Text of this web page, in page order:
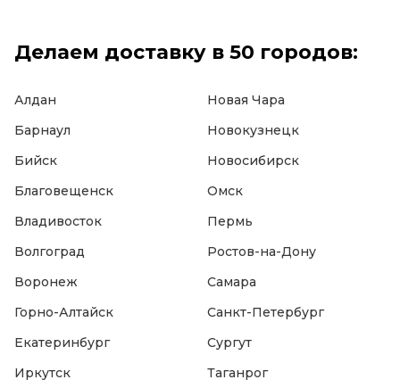
Делаем доставку в 50 городов:
Алдан
Барнаул
Бийск
Благовещенск
Владивосток
Волгоград
Воронеж
Горно-Алтайск
Екатеринбург
Иркутск
Новая Чара
Новокузнецк
Новосибирск
Омск
Пермь
Ростов-на-Дону
Самара
Санкт-Петербург
Сургут
Таганрог